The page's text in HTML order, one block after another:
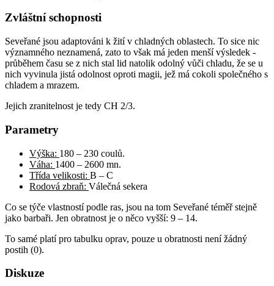
Zvláštní schopnosti
Seveřané jsou adaptováni k žití v chladných oblastech. To sice nic
významného neznamená, zato to však má jeden menší výsledek -
průběhem času se z nich stal lid natolik odolný vůči chladu, že se u
nich vyvinula jistá odolnost oproti magii, jež má cokoli společného s
chladem a mrazem.
Jejich zranitelnost je tedy CH 2/3.
Parametry
Výška: 180 – 230 coulů.
Váha: 1400 – 2600 mn.
Třída velikosti: B – C
Rodová zbraň: Válečná sekera
Co se týče vlastností podle ras, jsou na tom Seveřané téměř stejně
jako barbaři. Jen obratnost je o něco vyšší: 9 – 14.
To samé platí pro tabulku oprav, pouze u obratnosti není žádný
postih (0).
Diskuze